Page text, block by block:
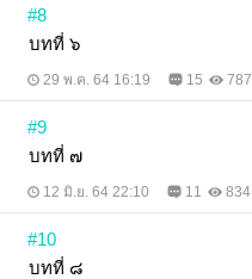
#8
บทที่ ๖
29 พ.ค. 64 16:19 15 787
#9
บทที่ ๗
12 มิ.ย. 64 22:10 11 834
#10
บทที่ ๘